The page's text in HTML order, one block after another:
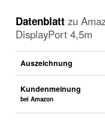
Datenblatt zu
DisplayPort 4,5m
Auszeichnung
Kundenmeinung
bei Amazon